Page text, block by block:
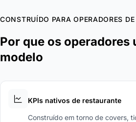
CONSTRUÍDO PARA OPERADORES
Por que os operadores
modelo
KPIs nativos de restaurante
Construído em torno de covers,